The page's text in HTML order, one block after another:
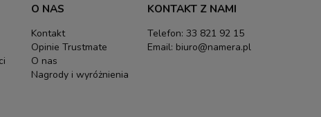
O NAS
Kontakt
Opinie Trustmate
O nas
Nagrody i wyróżnienia
KONTAKT Z NAMI
Telefon: 33 821 92 15
Email: biuro@namera.pl